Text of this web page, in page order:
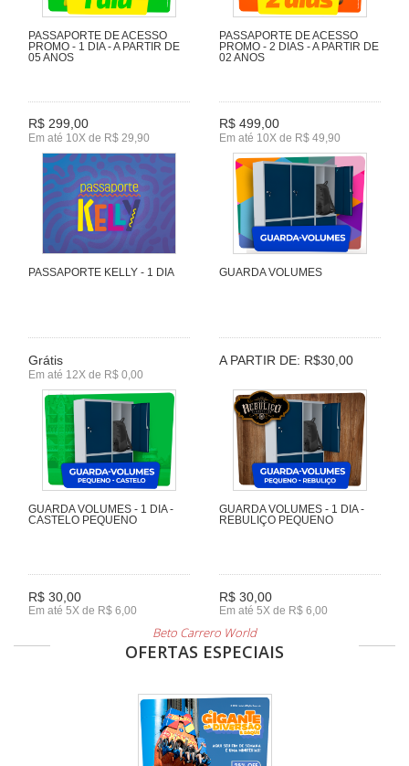
PASSAPORTE DE ACESSO
PROMO - 1 DIA - A PARTIR DE
05 ANOS
R$ 299,00
Em até 10X de R$ 29,90
PASSAPORTE DE ACESSO
PROMO - 2 DIAS - A PARTIR DE
02 ANOS
R$ 499,00
Em até 10X de R$ 49,90
PASSAPORTE KELLY - 1 DIA
Grátis
Em até 12X de R$ 0,00
GUARDA VOLUMES
A PARTIR DE: R$30,00
GUARDA VOLUMES - 1 DIA -
CASTELO PEQUENO
R$ 30,00
Em até 5X de R$ 6,00
GUARDA VOLUMES - 1 DIA -
REBULIÇO PEQUENO
R$ 30,00
Em até 5X de R$ 6,00
Beto Carrero World
OFERTAS ESPECIAIS